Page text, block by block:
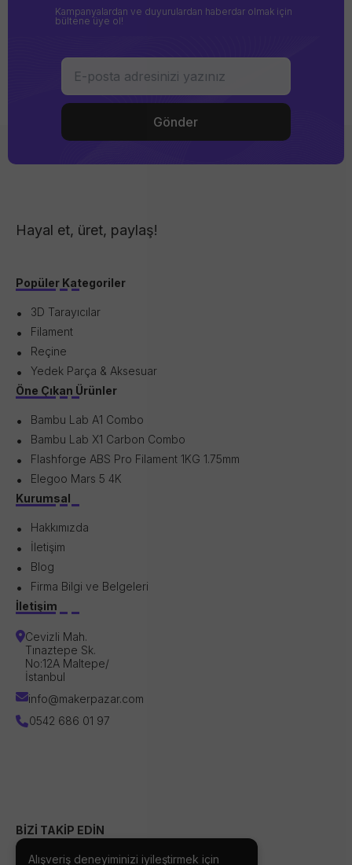
Kampanyalardan ve duyurulardan haberdar olmak için
bültene üye ol!
Hayal et, üret, paylaş!
Popüler Kategoriler
3D Tarayıcılar
Filament
Reçine
Yedek Parça & Aksesuar
Öne Çıkan Ürünler
Bambu Lab A1 Combo
Bambu Lab X1 Carbon Combo
Flashforge ABS Pro Filament 1KG 1.75mm
Elegoo Mars 5 4K
Kurumsal
Hakkımızda
İletişim
Blog
Firma Bilgi ve Belgeleri
İletişim
Cevizli Mah.
Tınaztepe Sk.
No:12A Maltepe/
İstanbul
info@makerpazar.com
0542 686 01 97
BİZİ TAKİP EDİN
Alışveriş deneyiminizi iyileştirmek için